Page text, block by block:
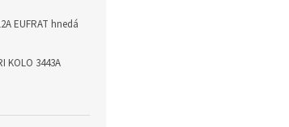
EUFRAT hnedá
KOLO 3443A